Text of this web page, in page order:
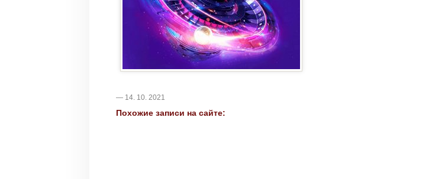
— 14. 10. 2021
Похожие записи на сайте: